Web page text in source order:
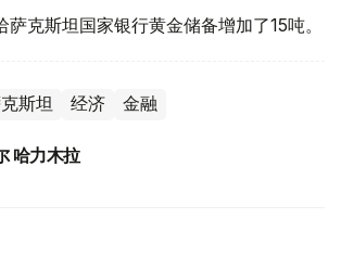
克斯坦国家银行黄金储备增加了15吨。
斯坦 经济 金融
哈力木拉